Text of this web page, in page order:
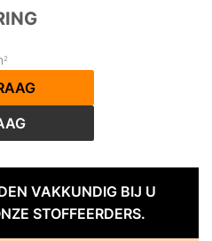
2
VAKKUNDIG BIJ U
STOFFEERDERS.